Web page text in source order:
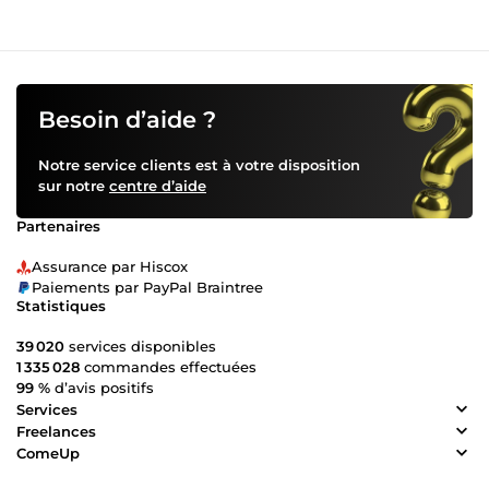
Besoin d’aide ?
Notre service clients est à votre disposition
sur notre centre d’aide
Partenaires
Assurance par Hiscox
Paiements par PayPal Braintree
Statistiques
39 020 services disponibles
1 335 028 commandes effectuées
99 % d’avis positifs
Services
Freelances
ComeUp